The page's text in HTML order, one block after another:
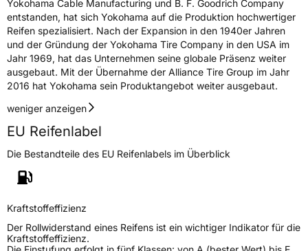
3PMSF / Schneeflockensymbol / Alpine-SymbolJa
EisgripNein
EPREL ID 638977
Allgemeine Produktsicherheit (GPSR)
HerstellerkontaktYokohama Europe GmbH, Monschauer Str.
www.yokohama.eu
Yokohama Cable Manufacturing und B. F. Goodrich Company
entstanden, hat sich Yokohama auf die Produktion hochwertiger
Reifen spezialisiert. Nach der Expansion in den 1940er Jahren
und der Gründung der Yokohama Tire Company in den USA im
Jahr 1969, hat das Unternehmen seine globale Präsenz weiter
ausgebaut. Mit der Übernahme der Alliance Tire Group im Jahr
2016 hat Yokohama sein Produktangebot weiter ausgebaut.
weniger anzeigen
EU Reifenlabel
Die Bestandteile des EU Reifenlabels im Überblick
Kraftstoffeffizienz
Der Rollwiderstand eines Reifens ist ein wichtiger Indikator für die
Kraftstoffeffizienz.